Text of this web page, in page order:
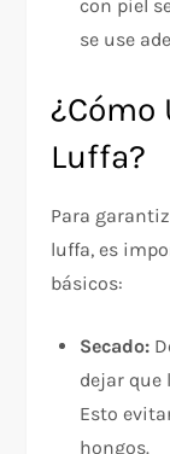
con piel
se use
¿Cómo
Luffa?
Para
luffa, es
básicos:
Secado:
dejar que
Esto
hongos.